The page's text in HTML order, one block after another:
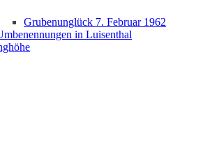
Grubenunglück 7. Februar 1962
in Luisenthal